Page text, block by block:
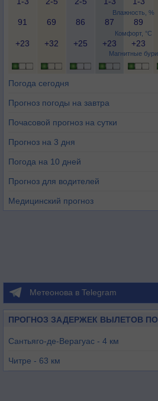
Влажность, %
Комфорт, °C
Магнитные бури
91 69 86 87 89
+23 +32 +25 +23 +23
Погода сегодня
Прогноз погоды на завтра
Почасовой прогноз на сутки
Прогноз на 3 дня
Погода на 10 дней
Прогноз для водителей
Медицинский прогноз
Метеонова в Telegram
ПРОГНОЗ ЗАДЕРЖЕК ВЫЛЕТОВ
Сантьяго-де-Верагуас - 4 км
Читре - 63 км